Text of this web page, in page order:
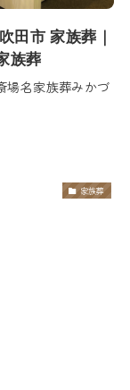
田市 家族葬｜
族葬
場名家族葬みかづ
家族葬